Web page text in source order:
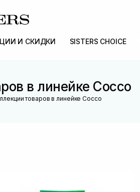
И СКИДКИ SISTERS CHOICE
в линейке Cocco
товаров в линейке Cocco